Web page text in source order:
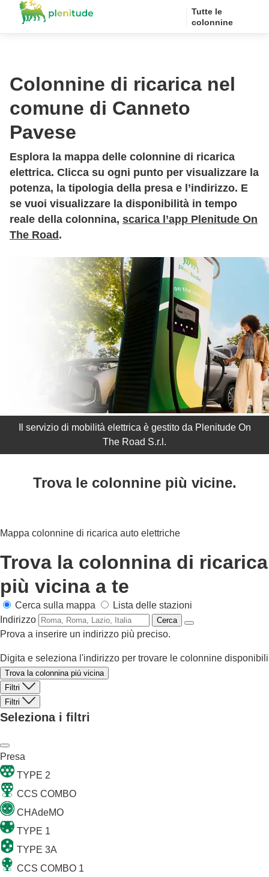
Tutte le
colonnine
Colonnine di ricarica nel
comune di Canneto
Pavese
Esplora la mappa delle colonnine di ricarica
elettrica. Clicca su ogni punto per visualizzare la
potenza, la tipologia della presa e l’indirizzo. E
se vuoi visualizzare la disponibilità in tempo
reale della colonnina, scarica l’app Plenitude On
The Road .
Il servizio di mobilità elettrica è gestito da Plenitude On
The Road S.r.l.
Trova le colonnine più vicine.
Mappa colonnine di ricarica auto elettriche
Trova la colonnina di ricarica
più vicina a te
Cerca sulla mappa
Lista delle stazioni
Indirizzo
Cerca
Prova a inserire un indirizzo più preciso.
Digita e seleziona l'indirizzo per trovare le colonnine disponibili
Trova la colonnina piú vicina
Filtri
Filtri
Seleziona i filtri
Presa
TYPE 2
CCS COMBO
CHAdeMO
TYPE 1
TYPE 3A
CCS COMBO 1